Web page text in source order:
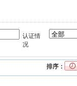
认证情
况
排序：